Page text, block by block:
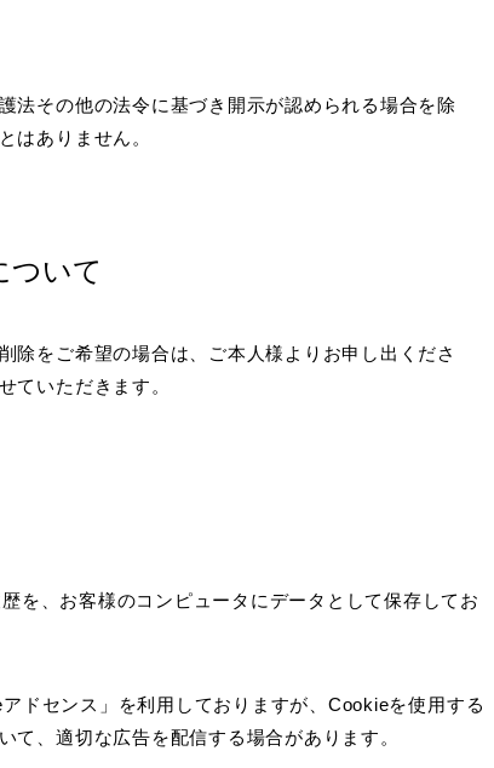
法その他の法令に基づき開示が認められる場合を除
はありません。
ついて
除をご希望の場合は、ご本人様よりお申し出くださ
ていただきます。
を、お客様のコンピュータにデータとして保存してお
ドセンス」を利用しておりますが、Cookieを使用する
て、適切な広告を配信する場合があります。